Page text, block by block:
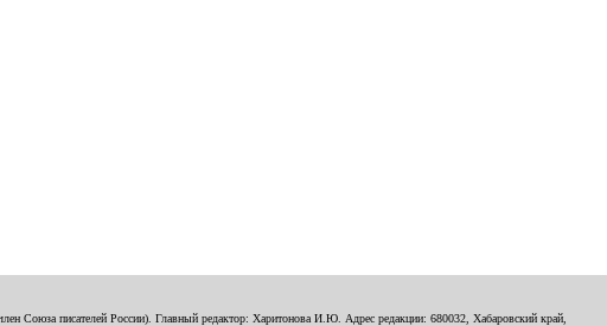
Союза писателей России). Главный редактор: Харитонова И.Ю. Адрес редакции: 680032, Хабаровский край,